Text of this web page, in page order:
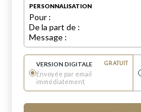
PERSONNALISATION
Pour :
De la part de :
Message :
VERSION DIGITALE GRATUIT
Envoyée par email
immédiatement